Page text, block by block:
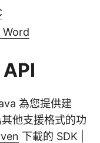
Word
為您提供建
他支援格式的功
下載的 SDK |